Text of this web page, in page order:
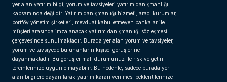
yer alan yatırım bilgi, yorum ve tavsiyeleri yatırım danışmanlığı
kapsamında değildir. Yatırım danışmanlığı hizmeti; aracı kurumlar,
portföy yönetim şirketleri, mevduat kabul etmeyen bankalar ile
müşteri arasında imzalanacak yatırım danışmanlığı sözleşmesi
çerçevesinde sunulmaktadır. Burada yer alan yorum ve tavsiyeler,
yorum ve tavsiyede bulunanların kişisel görüşlerine
dayanmaktadır. Bu görüşler mali durumunuz ile risk ve getiri
tercihlerinize uygun olmayabilir. Bu nedenle, sadece burada yer
alan bilgilere dayanılarak yatırım kararı verilmesi beklentilerinize